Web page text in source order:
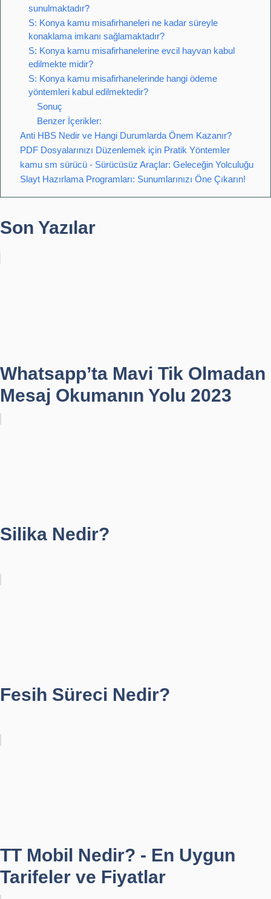
sunulmaktadır?
S: Konya kamu misafirhaneleri ne kadar süreyle
konaklama imkanı sağlamaktadır?
S: Konya kamu misafirhanelerine evcil hayvan kabul
edilmekte midir?
S: Konya kamu misafirhanelerinde hangi ödeme
yöntemleri kabul edilmektedir?
Sonuç
Benzer İçerikler:
Anti HBS Nedir ve Hangi Durumlarda Önem Kazanır?
PDF Dosyalarınızı Düzenlemek için Pratik Yöntemler
kamu sm sürücü - Sürücüsüz Araçlar: Geleceğin Yolculuğu
Slayt Hazırlama Programları: Sunumlarınızı Öne Çıkarın!
Son Yazılar
Whatsapp’ta Mavi Tik Olmadan
Mesaj Okumanın Yolu 2023
Silika Nedir?
Fesih Süreci Nedir?
TT Mobil Nedir? - En Uygun
Tarifeler ve Fiyatlar